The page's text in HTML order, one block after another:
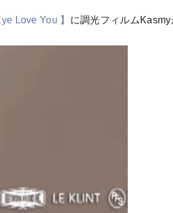
Love You 】 に調光フィルムKasmy